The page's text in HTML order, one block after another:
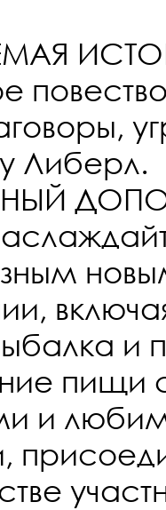
Либерл.
и
пищи
и